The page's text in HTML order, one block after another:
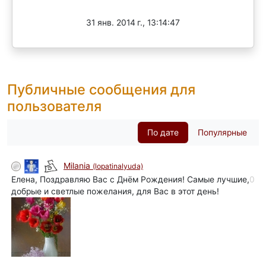
31 янв. 2014 г., 13:14:47
Публичные сообщения для
пользователя
По дате Популярные
Milania (lopatinalyuda)
0
Елена, Поздравляю Вас с Днём Рождения! Самые лучшие,
добрые и светлые пожелания, для Вас в этот день!